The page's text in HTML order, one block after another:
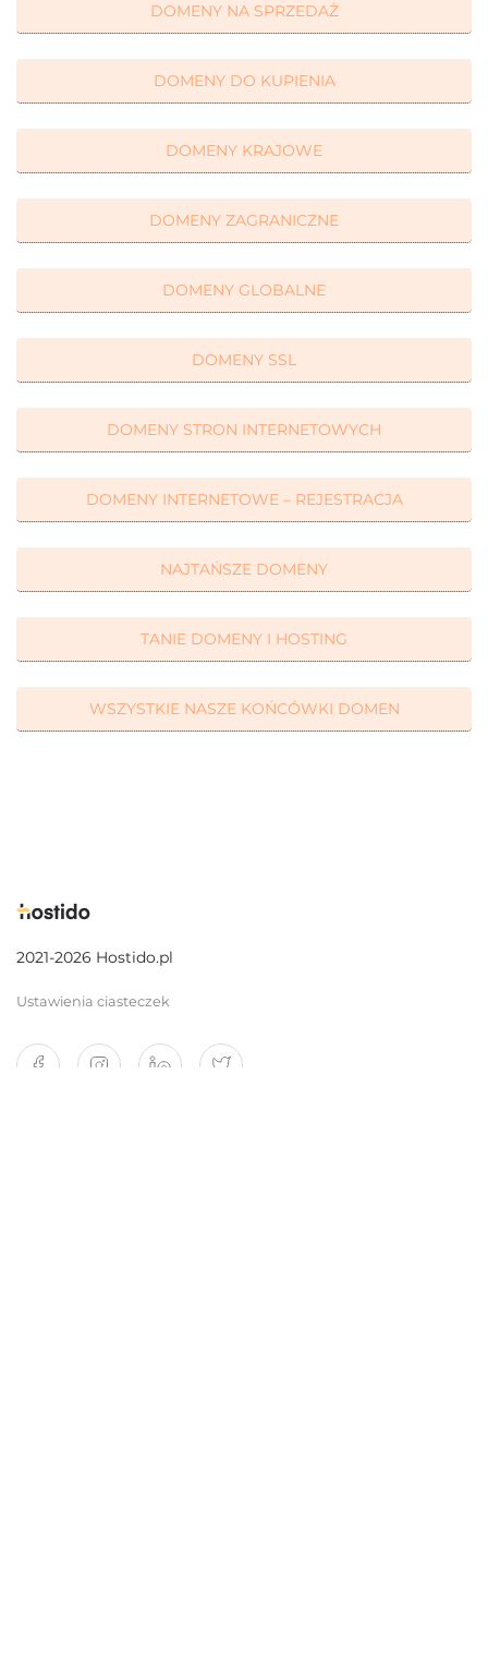
DOMENY NA SPRZEDAŻ
DOMENY DO KUPIENIA
DOMENY KRAJOWE
DOMENY ZAGRANICZNE
DOMENY GLOBALNE
DOMENY SSL
DOMENY STRON INTERNETOWYCH
DOMENY INTERNETOWE – REJESTRACJA
NAJTAŃSZE DOMENY
TANIE DOMENY I HOSTING
WSZYSTKIE NASZE KOŃCÓWKI DOMEN
2021-2026 Hostido.pl
Ustawienia ciasteczek